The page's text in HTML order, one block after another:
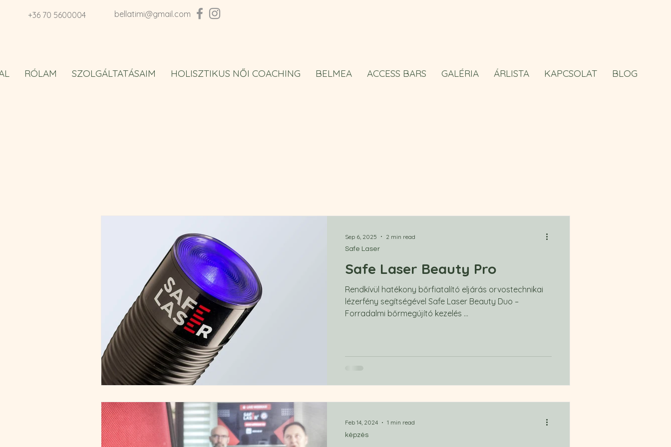
RÓLAM SZOLGÁLTATÁSAIM HOLISZTIKUS NŐI COACHING BELMEA ACCESS BARS GALÉRIA ÁRLISTA KAPCSOLAT BLOG
+36 70 5600004 bellatimi@gmail.com
Safe Laser Beauty Pro
Rendkívül hatékony bőrfiatalító eljárás orvostechnikai
lézerfény segítségével Safe Laser Beauty Duo –
Forradalmi bőrmegújító kezelés ​...
Safe Laser
Sep 6, 2025 2 min read
képzés
Feb 14, 2024 1 min read